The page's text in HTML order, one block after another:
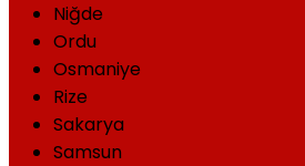
Niğde
Ordu
Osmaniye
Rize
Sakarya
Samsun